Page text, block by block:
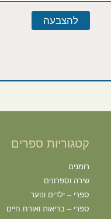
קטגוריות ספרים
רומנים
שירה וספרונים
ספרי – ילדים ונוער
ספרי – בריאות ואורח חיים